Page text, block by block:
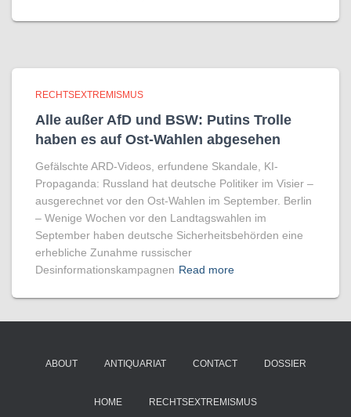
RECHTSEXTREMISMUS
Alle außer AfD und BSW: Putins Trolle
haben es auf Ost-Wahlen abgesehen
Gefälschte ARD-Videos, erfundene Skandale, KI-
Propaganda: Russland hat deutsche Politiker im Visier –
ausgerechnet vor den Ost-Wahlen im September. Berlin
– Wenige Wochen vor den Landtagswahlen im
September haben deutsche Sicherheitsbehörden eine
erhebliche Zunahme russischer
Desinformationskampagnen Read more
ABOUT ANTIQUARIAT CONTACT DOSSIER
HOME RECHTSEXTREMISMUS